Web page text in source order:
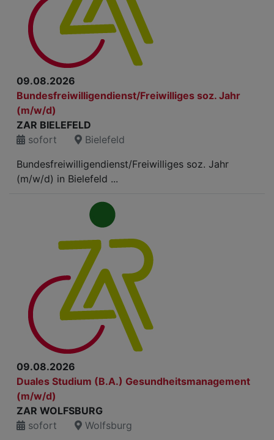
09.08.2026
Bundesfreiwilligendienst/Freiwilliges soz. Jahr
(m/w/d)
ZAR BIELEFELD
sofort
Bielefeld
Bundesfreiwilligendienst/Freiwilliges soz. Jahr
(m/w/d) in Bielefeld ...
09.08.2026
Duales Studium (B.A.) Gesundheitsmanagement
(m/w/d)
ZAR WOLFSBURG
sofort
Wolfsburg